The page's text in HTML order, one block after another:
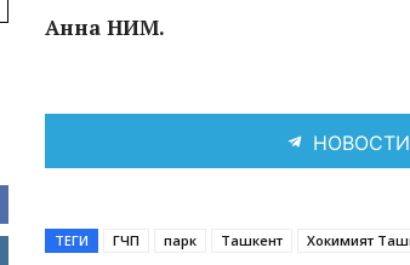
Анна НИМ.
НОВОСТИ
ТЕГИ ГЧП парк Ташкент Хокимият